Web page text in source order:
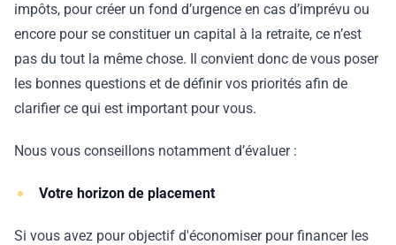
impôts, pour créer un fond d’urgence en cas d’imprévu ou
encore pour se constituer un capital à la retraite, ce n’est
pas du tout la même chose. Il convient donc de vous poser
les bonnes questions et de définir vos priorités afin de
clarifier ce qui est important pour vous.
Nous vous conseillons notamment d’évaluer :
Votre horizon de placement
Si vous avez pour objectif d'économiser pour financer les